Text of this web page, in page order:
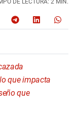
DE LECTURA: 2 MIN.
que impacta
que